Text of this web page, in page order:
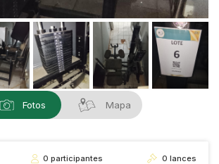
Fotos Mapa
0participantes 0 lances